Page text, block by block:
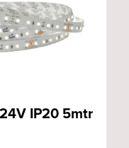
IP20 5mtr